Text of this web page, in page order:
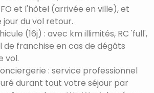
et l'hôtel (arrivée en ville), et
du vol retour.
(16j) : avec km illimités, RC 'full',
franchise en cas de dégâts
vol.
: service professionnel
durant tout votre séjour par